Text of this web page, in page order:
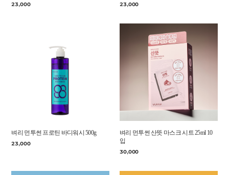
23,000 23,000
벼리 먼투썬 프로틴 바디워시 500g
23,000
벼리 먼투썬 산뜻 마스크 시트 25ml 10
입
30,000